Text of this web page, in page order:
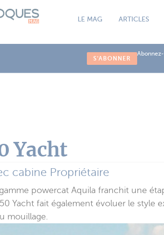
LE MAG ARTICLES
S'ABONNER
Yacht
cabine Propriétaire
powercat Aquila franchit une
Yacht fait également évoluer le
mouillage.